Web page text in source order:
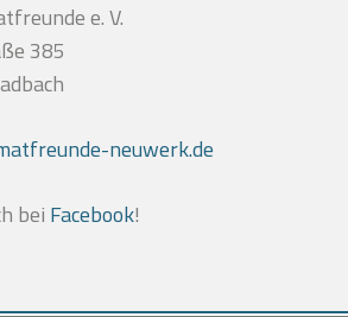
e. V.
385
neuwerk.de
bei Facebook!